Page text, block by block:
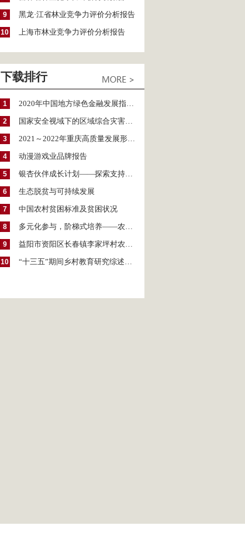
9 黑龙·江省林业竞争力评价分析报告
10 上海市林业竞争力评价分析报告
下载排行
1 2020年中国地方绿色金融发展指数报告
2 国家安全视域下的区域综合灾害风险防范与风险融资战略思考
3 2021～2022年重庆高质量发展形势分析与预测
4 动漫游戏业品牌报告
5 银杏伙伴成长计划——探索支持公益人才的路径
6 生态脱贫与可持续发展
7 中国农村贫困标准及贫困状况
8 多元化参与，阶梯式培养——农家女机构农村妇女参政项目介绍
9 益阳市资阳区长春镇李家坪村农民增收调研报告
10 “十三五”期间乡村教育研究综述（2015～2020）